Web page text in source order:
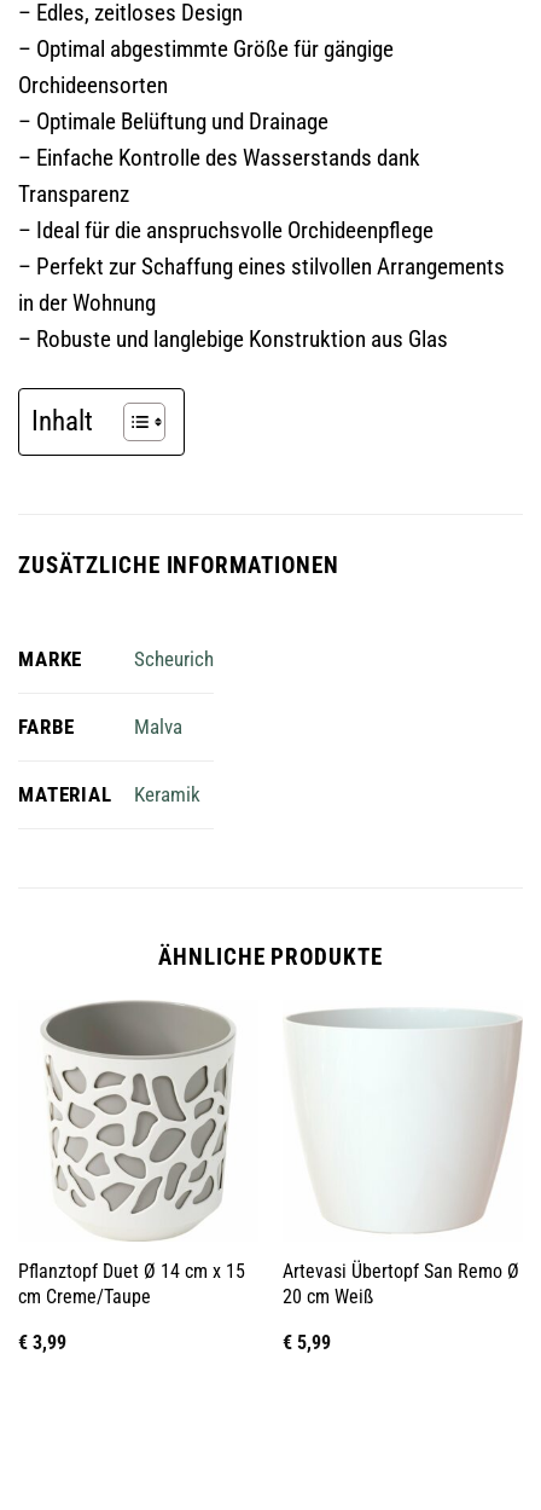
– Edles, zeitloses Design
– Optimal abgestimmte Größe für gängige
Orchideensorten
– Optimale Belüftung und Drainage
– Einfache Kontrolle des Wasserstands dank
Transparenz
– Ideal für die anspruchsvolle Orchideenpflege
– Perfekt zur Schaffung eines stilvollen Arrangements
in der Wohnung
– Robuste und langlebige Konstruktion aus Glas
Inhalt
ZUSÄTZLICHE INFORMATIONEN
MARKE Scheurich
FARBE Malva
MATERIAL Keramik
ÄHNLICHE PRODUKTE
Pflanztopf Duet Ø 14 cm x 15
cm Creme/Taupe
€3,99
Artevasi Übertopf San Remo Ø
20 cm Weiß
€5,99